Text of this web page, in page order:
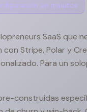
en minutos
SaaS que
Stripe, Polar y
Para un
construidas